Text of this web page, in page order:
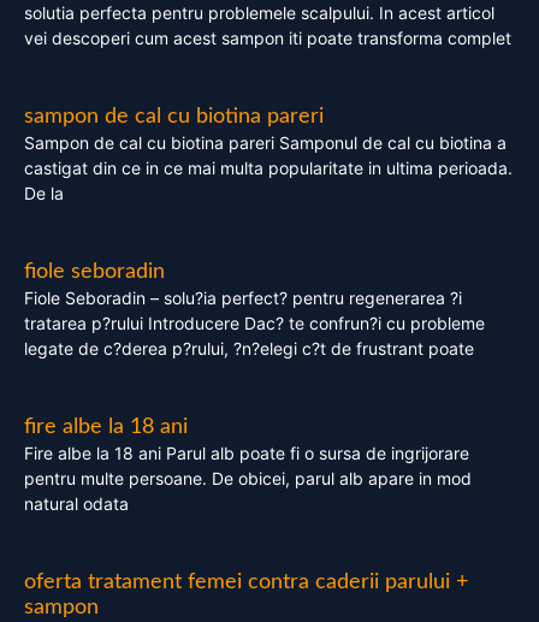
solutia perfecta pentru problemele scalpului. In acest articol
vei descoperi cum acest sampon iti poate transforma complet
sampon de cal cu biotina pareri
Sampon de cal cu biotina pareri Samponul de cal cu biotina a
castigat din ce in ce mai multa popularitate in ultima perioada.
De la
fiole seboradin
Fiole Seboradin – solu?ia perfect? pentru regenerarea ?i
tratarea p?rului Introducere Dac? te confrun?i cu probleme
legate de c?derea p?rului, ?n?elegi c?t de frustrant poate
fire albe la 18 ani
Fire albe la 18 ani Parul alb poate fi o sursa de ingrijorare
pentru multe persoane. De obicei, parul alb apare in mod
natural odata
oferta tratament femei contra caderii parului +
sampon